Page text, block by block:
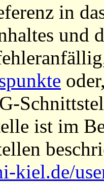
in
und
ist im
kiel.de/